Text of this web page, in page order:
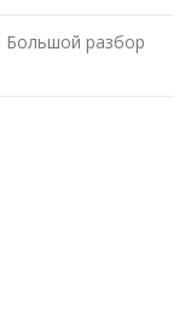
Большой разбор